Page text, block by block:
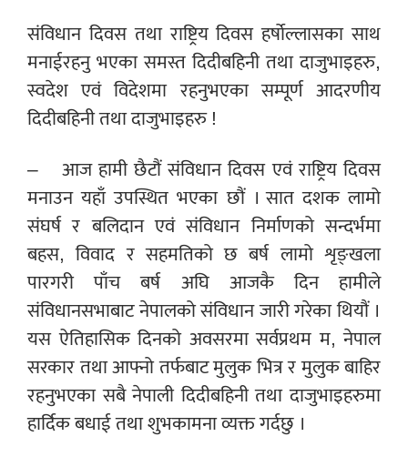
संविधान दिवस तथा राष्ट्रिय दिवस हर्षोल्लासका साथ
मनाईरहनु भएका समस्त दिदीबहिनी तथा दाजुभाइहरु,
स्वदेश एवं विदेशमा रहनुभएका सम्पूर्ण आदरणीय
दिदीबहिनी तथा दाजुभाइहरु !
– आज हामी छैटौं संविधान दिवस एवं राष्ट्रिय दिवस
मनाउन यहाँ उपस्थित भएका छौं । सात दशक लामो
संघर्ष र बलिदान एवं संविधान निर्माणको सन्दर्भमा
बहस, विवाद र सहमतिको छ बर्ष लामो शृङ्खला
पारगरी पाँच बर्ष अघि आजकै दिन हामीले
संविधानसभाबाट नेपालको संविधान जारी गरेका थियौं ।
यस ऐतिहासिक दिनको अवसरमा सर्वप्रथम म, नेपाल
सरकार तथा आफ्नो तर्फबाट मुलुक भित्र र मुलुक बाहिर
रहनुभएका सबै नेपाली दिदीबहिनी तथा दाजुभाइहरुमा
हार्दिक बधाई तथा शुभकामना व्यक्त गर्दछु ।